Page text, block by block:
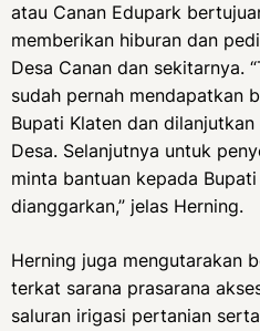
atau Canan Edupark
memberikan hiburan dan
Desa Canan dan sekitarnya.
sudah pernah mendapatkan
Bupati Klaten dan dilanjutkan
Desa. Selanjutnya untuk
minta bantuan kepada
dianggarkan,” jelas Herning.
Herning juga mengutarakan
terkat sarana prasarana
saluran irigasi pertanian